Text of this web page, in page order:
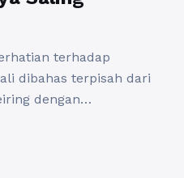
terhadap
dibahas terpisah dari
dengan
akan kaitan